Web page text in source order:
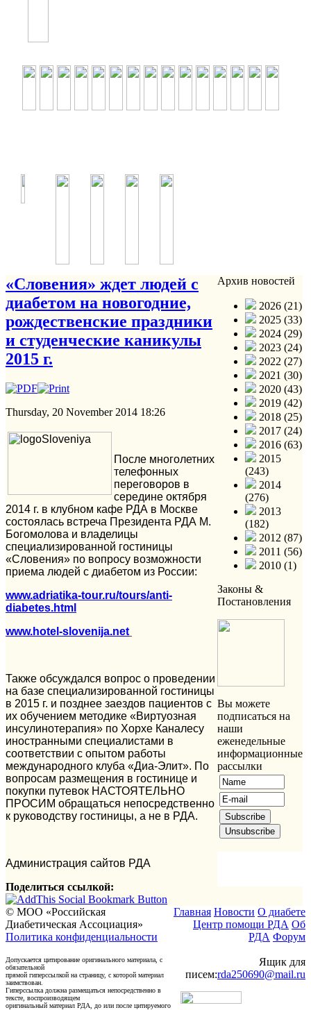
«Словения» ждет людей с
диабетом на новогодние,
рождественские праздники
и студенческие каникулы
2015 г.
Thursday, 20 November 2014 18:26
После многолетних
телефонных
переговоров в
середине октября
2014 г. в клубном кафе РДА в Москве
состоялась встреча Президента РДА М.
Богомолова и владелицы
специализированной гостиницы
«Словения» по вопросу возможности
приема людей с диабетом из России:
www.adriatika-tour.ru/tours/anti-
diabetes.html
www.hotel-slovenija.net
Также обсуждался вопрос о проведении
на базе специализированной гостиницы
в 2015 г. и позднее заездов пациентов с
их обучением методике «Виртуозная
инсулинотерапия» по Хорхе Каналесу
иностранными специалистами в
соответствии с опытом работы
международного клуба «Диа-Элит». По
вопросам размещения в гостинице и
покупки путевок НАСТОЯТЕЛЬНО
ПРОСИМ обращаться непосредственно
к руководству гостиницы, а не в РДА.
Администрация сайтов РДА
Поделиться ссылкой:
Архив новостей
2026 (21)
2025 (33)
2024 (29)
2023 (24)
2022 (27)
2021 (30)
2020 (43)
2019 (42)
2018 (25)
2017 (24)
2016 (63)
2015
(243)
2014
(276)
2013
(182)
2012 (87)
2011 (56)
2010 (1)
Законы &
Постановления
Вы можете
подписаться на
наши
еженедельные
информационные
рассылки
© МОО «Российская
Диабетическая Ассоциация»
Политика конфиденциальности
Допускается цитирование оригинального материала, с
обязательной
прямой гиперссылкой на страницу, с которой материал
заимствован.
Гиперссылка должна размещаться непосредственно в
тексте, воспроизводящем
оригинальный материал РДА, до или после цитируемого
Главная Новости О диабете
Центр помощи РДА Об
РДА Форум
Ящик для
писем:rda250690@mail.ru